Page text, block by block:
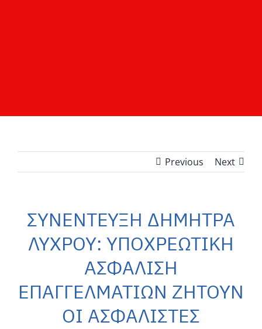
Previous Next
ΣΥΝΕΝΤΕΥΞΗ ΔΗΜΗΤΡΑ
ΛΥΧΡΟΥ: ΥΠΟΧΡΕΩΤΙΚΗ
ΑΣΦΑΛΙΣΗ
ΕΠΑΓΓΕΛΜΑΤΙΩΝ ΖΗΤΟΥΝ
ΟΙ ΑΣΦΑΛΙΣΤΕΣ